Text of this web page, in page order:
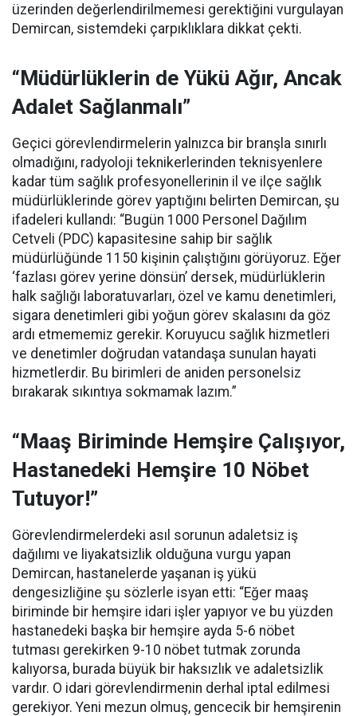
üzerinden değerlendirilmemesi gerektiğini vurgulayan
Demircan, sistemdeki çarpıklıklara dikkat çekti.
“Müdürlüklerin de Yükü Ağır, Ancak
Adalet Sağlanmalı”
Geçici görevlendirmelerin yalnızca bir branşla sınırlı
olmadığını, radyoloji teknikerlerinden teknisyenlere
kadar tüm sağlık profesyonellerinin il ve ilçe sağlık
müdürlüklerinde görev yaptığını belirten Demircan, şu
ifadeleri kullandı: “Bugün 1000 Personel Dağılım
Cetveli (PDC) kapasitesine sahip bir sağlık
müdürlüğünde 1150 kişinin çalıştığını görüyoruz. Eğer
‘fazlası görev yerine dönsün’ dersek, müdürlüklerin
halk sağlığı laboratuvarları, özel ve kamu denetimleri,
sigara denetimleri gibi yoğun görev skalasını da göz
ardı etmememiz gerekir. Koruyucu sağlık hizmetleri
ve denetimler doğrudan vatandaşa sunulan hayati
hizmetlerdir. Bu birimleri de aniden personelsiz
bırakarak sıkıntıya sokmamak lazım.”
“Maaş Biriminde Hemşire Çalışıyor,
Hastanedeki Hemşire 10 Nöbet
Tutuyor!”
Görevlendirmelerdeki asıl sorunun adaletsiz iş
dağılımı ve liyakatsizlik olduğuna vurgu yapan
Demircan, hastanelerde yaşanan iş yükü
dengesizliğine şu sözlerle isyan etti: “Eğer maaş
biriminde bir hemşire idari işler yapıyor ve bu yüzden
hastanedeki başka bir hemşire ayda 5-6 nöbet
tutması gerekirken 9-10 nöbet tutmak zorunda
kalıyorsa, burada büyük bir haksızlık ve adaletsizlik
vardır. O idari görevlendirmenin derhal iptal edilmesi
gerekiyor. Yeni mezun olmuş, gencecik bir hemşirenin